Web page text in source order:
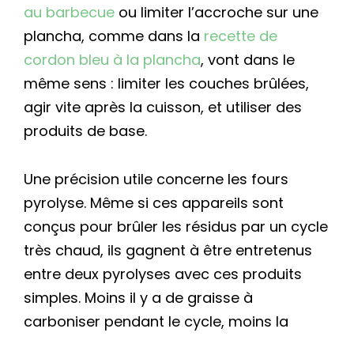
au barbecue ou limiter l’accroche sur une
plancha, comme dans la recette de
cordon bleu à la plancha, vont dans le
même sens : limiter les couches brûlées,
agir vite après la cuisson, et utiliser des
produits de base.
Une précision utile concerne les fours
pyrolyse. Même si ces appareils sont
conçus pour brûler les résidus par un cycle
très chaud, ils gagnent à être entretenus
entre deux pyrolyses avec ces produits
simples. Moins il y a de graisse à
carboniser pendant le cycle, moins la